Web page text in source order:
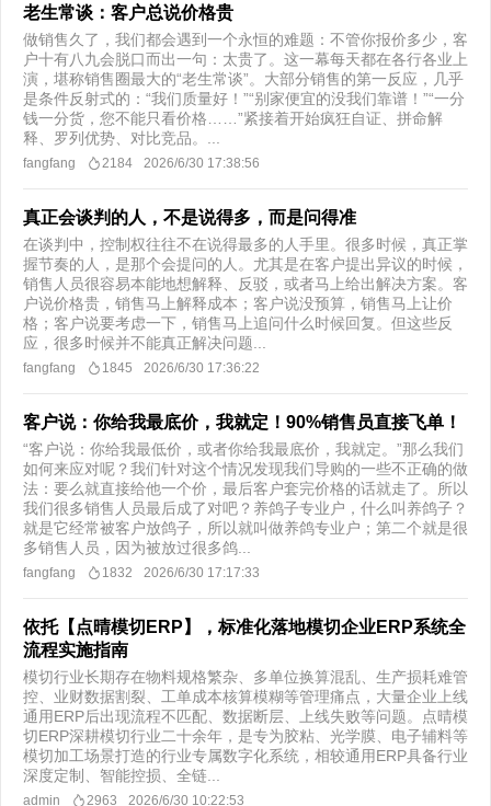
老生常谈：客户总说价格贵
做销售久了，我们都会遇到一个永恒的难题：不管你报价多少，客
户十有八九会脱口而出一句：太贵了。这一幕每天都在各行各业上
演，堪称销售圈最大的“老生常谈”。大部分销售的第一反应，几乎
是条件反射式的：“我们质量好！”“别家便宜的没我们靠谱！”“一分
钱一分货，您不能只看价格……”紧接着开始疯狂自证、拼命解
释、罗列优势、对比竞品。...
fangfang 2184 2026/6/30 17:38:56
真正会谈判的人，不是说得多，而是问得准
在谈判中，控制权往往不在说得最多的人手里。很多时候，真正掌
握节奏的人，是那个会提问的人。尤其是在客户提出异议的时候，
销售人员很容易本能地想解释、反驳，或者马上给出解决方案。客
户说价格贵，销售马上解释成本；客户说没预算，销售马上让价
格；客户说要考虑一下，销售马上追问什么时候回复。但这些反
应，很多时候并不能真正解决问题...
fangfang 1845 2026/6/30 17:36:22
客户说：你给我最底价，我就定！90%销售员直接飞单！
“客户说：你给我最低价，或者你给我最底价，我就定。”那么我们
如何来应对呢？我们针对这个情况发现我们导购的一些不正确的做
法：要么就直接给他一个价，最后客户套完价格的话就走了。所以
我们很多销售人员最后成了对吧？养鸽子专业户，什么叫养鸽子？
就是它经常被客户放鸽子，所以就叫做养鸽专业户；第二个就是很
多销售人员，因为被放过很多鸽...
fangfang 1832 2026/6/30 17:17:33
依托【点晴模切ERP】，标准化落地模切企业ERP系统全
流程实施指南
模切行业长期存在物料规格繁杂、多单位换算混乱、生产损耗难管
控、业财数据割裂、工单成本核算模糊等管理痛点，大量企业上线
通用ERP后出现流程不匹配、数据断层、上线失败等问题。点晴模
切ERP深耕模切行业二十余年，是专为胶粘、光学膜、电子辅料等
模切加工场景打造的行业专属数字化系统，相较通用ERP具备行业
深度定制、智能控损、全链...
admin 2963 2026/6/30 10:22:53